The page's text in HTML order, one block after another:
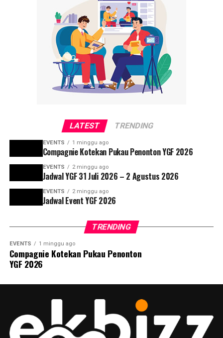
LATEST TRENDING
EVENTS 1 minggu ago
Compagnie Kotekan Pukau Penonton YGF 2026
EVENTS 2 minggu ago
Jadwal YGF 31 Juli 2026 – 2 Agustus 2026
EVENTS 2 minggu ago
Jadwal Event YGF 2026
TRENDING
EVENTS 1 minggu ago
Compagnie Kotekan Pukau Penonton
YGF 2026